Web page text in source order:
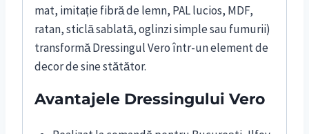
mat, imitație fibră de lemn, PAL lucios, MDF,
ratan, sticlă sablată, oglinzi simple sau fumurii)
transformă Dressingul Vero într-un element de
decor de sine stătător.
Avantajele Dressingului Vero